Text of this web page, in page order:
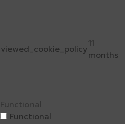
viewed_cookie_policy11
months
Functional
Functional